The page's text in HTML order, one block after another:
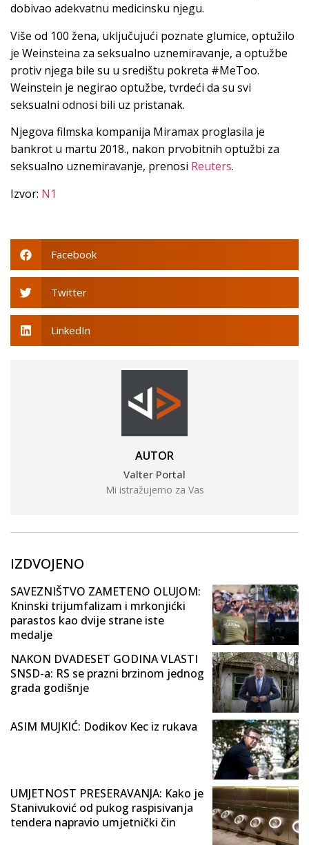
dobivao adekvatnu medicinsku njegu.
Više od 100 žena, uključujući poznate glumice, optužilo
je Weinsteina za seksualno uznemiravanje, a optužbe
protiv njega bile su u središtu pokreta #MeToo.
Weinstein je negirao optužbe, tvrdeći da su svi
seksualni odnosi bili uz pristanak.
Njegova filmska kompanija Miramax proglasila je
bankrot u martu 2018., nakon prvobitnih optužbi za
seksualno uznemiravanje, prenosi Reuters.
Izvor: N1
Facebook
Twitter
LinkedIn
AUTOR
Valter Portal
Mi istražujemo za Vas
IZDVOJENO
SAVEZNIŠTVO ZAMETENO OLUJOM:
Kninski trijumfalizam i mrkonjićki
parastos kao dvije strane iste
medalje
NAKON DVADESET GODINA VLASTI
SNSD-a: RS se prazni brzinom jednog
grada godišnje
ASIM MUJKIĆ: Dodikov Kec iz rukava
UMJETNOST PRESERAVANJA: Kako je
Stanivuković od pukog raspisivanja
tendera napravio umjetnički čin